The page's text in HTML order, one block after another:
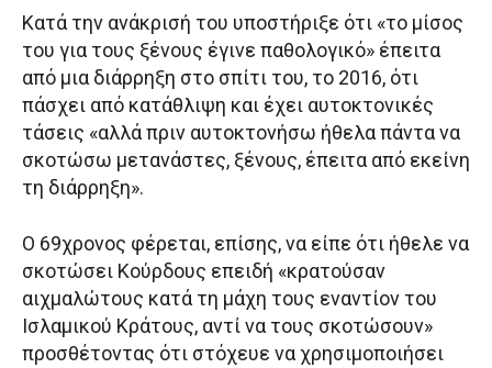
Κατά την ανάκρισή του υποστήριξε ότι «το μίσος
του για τους ξένους έγινε παθολογικό» έπειτα
από μια διάρρηξη στο σπίτι του, το 2016, ότι
πάσχει από κατάθλιψη και έχει αυτοκτονικές
τάσεις «αλλά πριν αυτοκτονήσω ήθελα πάντα να
σκοτώσω μετανάστες, ξένους, έπειτα από εκείνη
τη διάρρηξη».
Ο 69χρονος φέρεται, επίσης, να είπε ότι ήθελε να
σκοτώσει Κούρδους επειδή «κρατούσαν
αιχμαλώτους κατά τη μάχη τους εναντίον του
Ισλαμικού Κράτους, αντί να τους σκοτώσουν»
προσθέτοντας ότι στόχευε να χρησιμοποιήσει